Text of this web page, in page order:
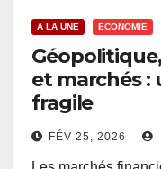
A LA UNE ECONOMIE
et marchés :
fragile
FÉV 25, 2026